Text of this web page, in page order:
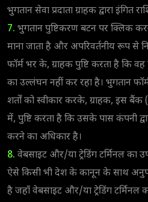
भुगतान सेवा प्रदाता ग्राहक द्वारा इंगित
7. भुगतान पुष्टिकरण बटन पर क्लिक
माना जाता है और अपरिवर्तनीय रूप से
फॉर्म भर के, ग्राहक पुष्टि करता है कि
का उल्लंघन नहीं कर रहा है। भुगतान
शर्तों को स्वीकार करके, ग्राहक, इस
में, पुष्टि करता है कि उसके पास कंपनी
करने का अधिकार है।
8. वेबसाइट और/या ट्रेडिंग टर्मिनल का
ऐसे किसी भी देश के कानून के साथ
है जहाँ वेबसाइट और/या ट्रेडिंग टर्मिनल